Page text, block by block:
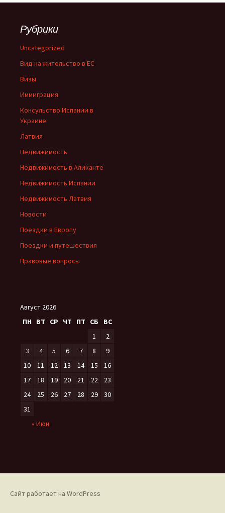
Рубрики
Uncategorized
Вид на жительство в ЕС
Визы
Иммиграция
Консульство Испании в
Украине
Латвия
Недвижимость
Недвижимость в Аликанте
Недвижимость Испании
Недвижимость Латвия
Новости
Поездки в Европу
Поездки и путешествия
Правовые вопросы
Август 2026
ПН
ВТ СР ЧТ ПТ СБ ВС
« Июн
1
2
3
4 5 6 7 8
9
10
11 12 13 14 15
16
17
18 19 20 21 22
23
24
25 26 27 28 29
30
31
Сайт работает на WordPress